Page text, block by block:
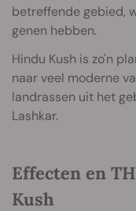
betreffende gebied,
genen hebben.
Hindu Kush is zo'n
naar veel moderne
landrassen uit het
Lashkar.
Effecten en
Kush